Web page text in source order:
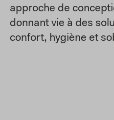
approche de
donnant vie à des
confort, hygiène et